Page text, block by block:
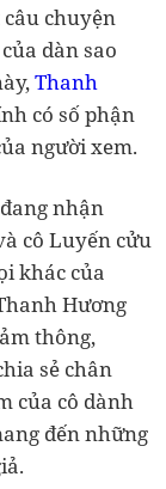
chuyện
dàn sao
Thanh
có số phận
người xem.
nhận
cô Luyến cửu
khác của
Hương
thông,
sẻ chân
của cô dành
đến những